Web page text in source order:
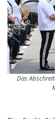
Das